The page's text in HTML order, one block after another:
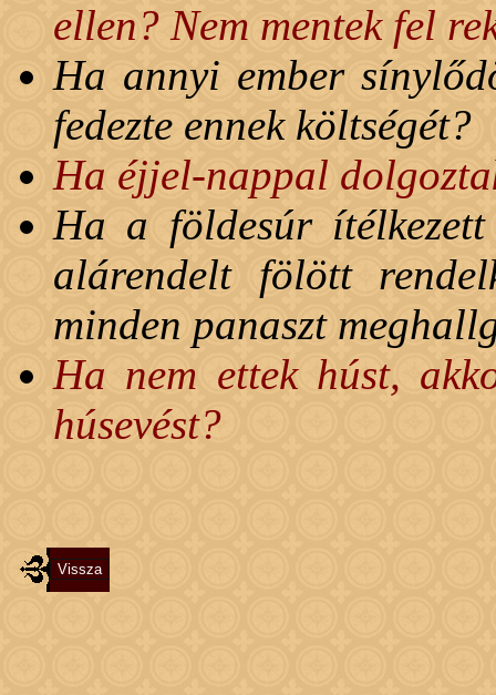
ellen? Nem mentek fel
Ha annyi ember
fedezte ennek költségét?
Ha éjjel-nappal
Ha a földesúr
alárendelt fölött
minden panaszt
Ha nem ettek húst,
húsevést?